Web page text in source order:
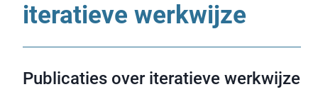
iteratieve werkwijze
Publicaties over iteratieve werkwijze